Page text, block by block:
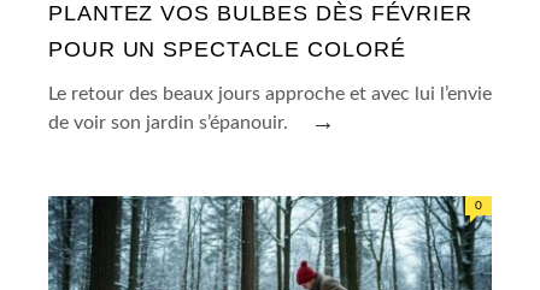
PLANTEZ VOS BULBES DÈS FÉVRIER
POUR UN SPECTACLE COLORÉ
Le retour des beaux jours approche et avec lui l’envie
de voir son jardin s’épanouir.
→
0